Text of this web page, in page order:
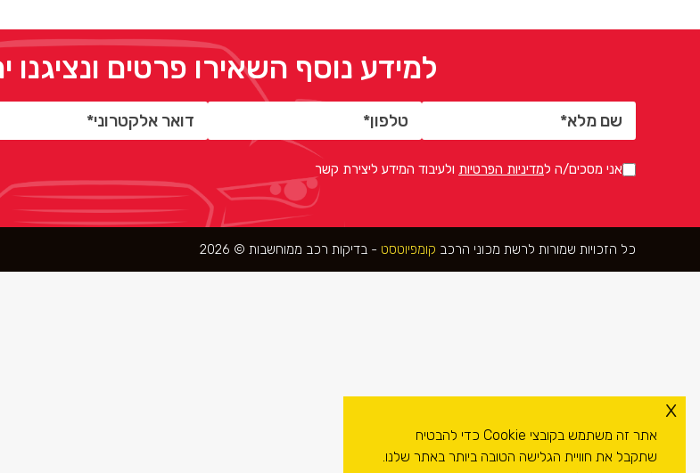
למידע נוסף השאירו פרטים
אני מסכים/ה למדיניות הפרטיות ולעיבוד המידע ליצירת קשר
כל הזכויות שמורות לרשת מכוני הרכב קומפיוטסט - בדיקות רכב ממוחשבות © 2026
אתר זה משתמש בקובצי Cookie כדי להבטיח
שתקבל את חוויית הגלישה הטובה ביותר באתר שלנו.
x